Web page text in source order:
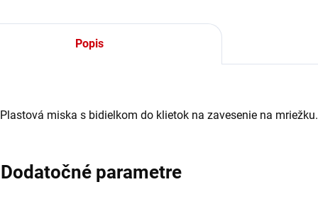
Popis
Plastová miska s bidielkom do klietok na zavesenie na mriežku.
Dodatočné parametre